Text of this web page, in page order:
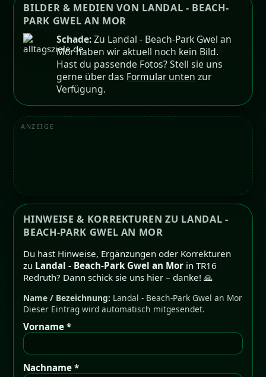
BILDER & MEDIEN VON LANDAL - BEACH-
PARK GWEL AN MOR
Schade:Zu Landal - Beach-Park Gwel an
Mor haben wir aktuell noch kein Bild.
Hast du passende Fotos? Stell sie uns
gerne über das Formular unten zur
Verfügung.
ANZEIGE
HINWEISE & KORREKTUREN ZU LANDAL -
BEACH-PARK GWEL AN MOR
Du hast Hinweise, Ergänzungen oder Korrekturen
zu Landal - Beach-Park Gwel an Mor in TR16
Redruth? Dann schick sie uns hier – danke! 🙏
Name / Bezeichnung: Landal - Beach-Park Gwel an Mor
Dieser Eintrag wird automatisch mitgesendet.
Vorname *
Nachname *